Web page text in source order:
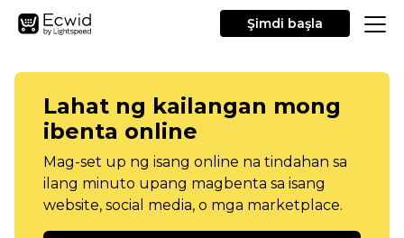
Şimdi başla
Lahat ng kailangan mong
ibenta online
Mag-set up ng isang online na tindahan sa
ilang minuto upang magbenta sa isang
website, social media, o mga marketplace.